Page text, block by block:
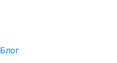
Блог